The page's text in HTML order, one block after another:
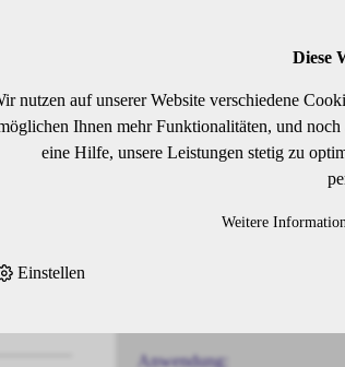
Majirel ist eine hochwertige
Brillanz sorgt. Die
G™ und Incell™, die das
strahlendem Glanz und
Oxidative Permanentfarbe –
Ermöglicht Ton-in-Ton,
Anwendung:
Diese
nutzen auf unserer Website verschiedene
Ihnen mehr Funktionalitäten, und
eine Hilfe, unsere Leistungen stetig zu
Weitere
Einstellen